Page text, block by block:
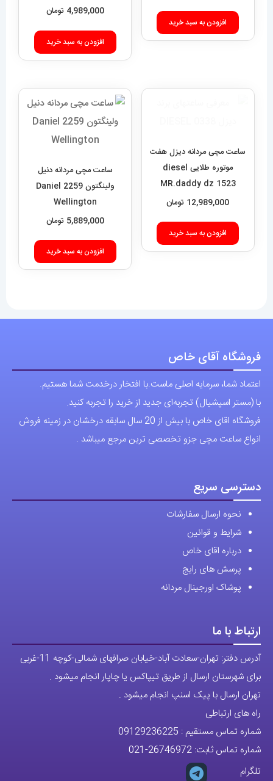
7,589,000تومان
افزودن به سبد خرید
2100 021462
4,989,000 تومان
افزودن به سبد خرید
ساعت مچی مردانه دیزل هفت
موتوره طلایی diesel
MR.daddy dz 1523
12,989,000 تومان
افزودن به سبد خرید
ساعت مچی مردانه دنیل
ولینگتون 2259 Daniel
Wellington
5,889,000 تومان
افزودن به سبد خرید
فروشگاه آقای خاص
اعتماد شما، سرمایه اصلی ماست.با افتخار درخدمت شما هستیم.
با (مستر اسپشیال) تجربه‌ای جدید از خرید را تجربه کنید.
فروشگاه اقای خاص با بیش از 20 سال سابقه درخشان در زمینه فروش
انواع ساعت مچی جزو تخصصی ترین مرجع میباشد .
دسترسی سریع
نحوه ارسال سفارشات
شرایط و قوانین
درباره اقای خاص
پرسش های رایج
پوشاک اورجینال مردانه
ارتباط با ما
آدرس دفتر: تهران-سعادت آباد-خیابان صرافهای شمالی-کوچه 11-غربی
برای شهرستان ارسال از طریق تیپاکس یا چاپار انجام میشود .
تهران ارسال با پیک اسنپ انجام میشود .
راه های ارتباطی
شماره تماس مستقیم : 09129236225
شماره تماس ثابت: 26746972
-021
تلگرام